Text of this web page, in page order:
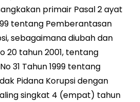
primair Pasal 2 ayat
tentang Pemberantasan
sebagaimana diubah dan
20 tahun 2001, tentang
31 Tahun 1999 tentang
Pidana Korupsi dengan
singkat 4 (empat) tahun